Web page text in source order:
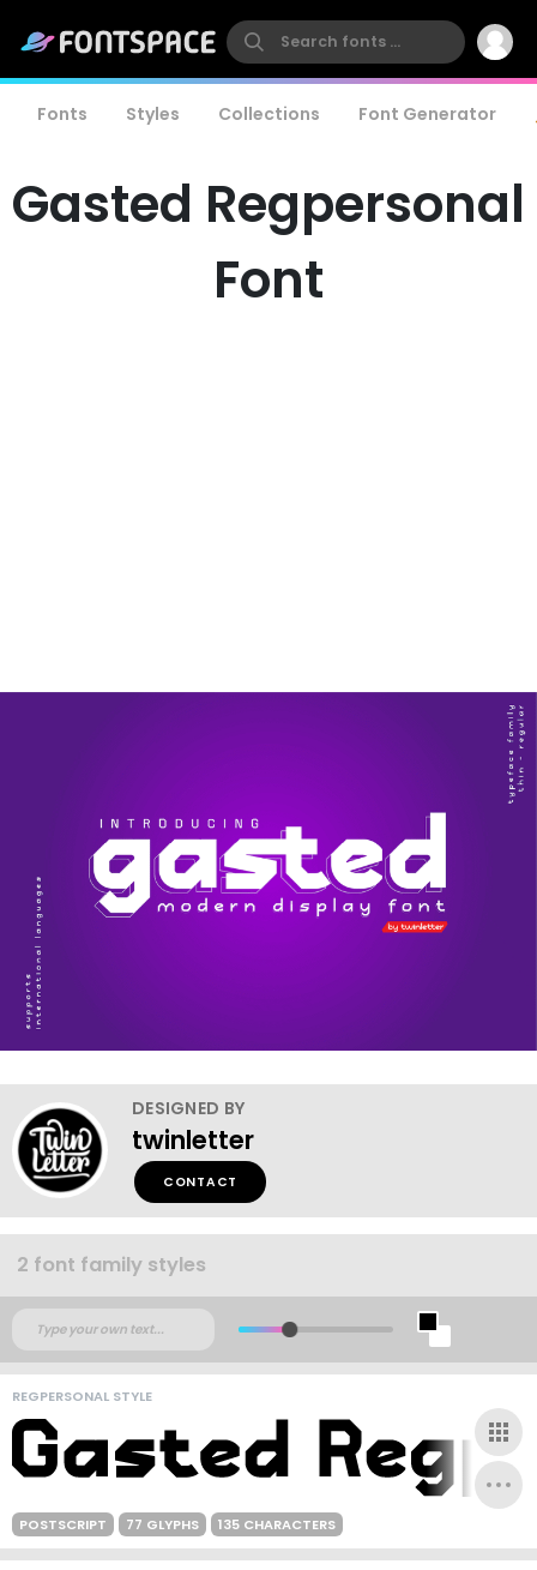
Fonts Styles Collections Font Generator
Gasted Regpersonal
Font
DESIGNED BY
twinletter
CONTACT
2 font family styles
REGPERSONAL STYLE
POSTSCRIPT 77 GLYPHS 135 CHARACTERS